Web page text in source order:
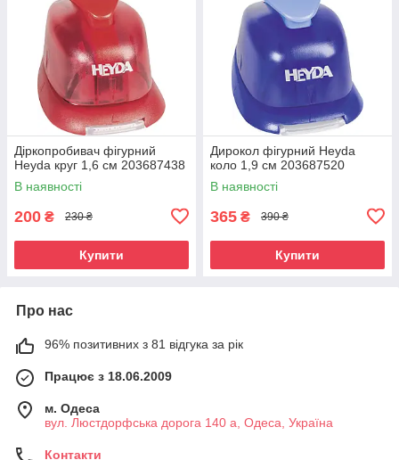
Діркопробивач фігурний
Heyda круг 1,6 см 203687438
В наявності
200 ₴ 230 ₴
Купити
Дирокол фігурний Heyda
коло 1,9 см 203687520
В наявності
365 ₴ 390 ₴
Купити
Про нас
96% позитивних з 81 відгука за рік
Працює з 18.06.2009
м. Одеса
вул. Люстдорфська дорога 140 а, Одеса, Україна
Контакти